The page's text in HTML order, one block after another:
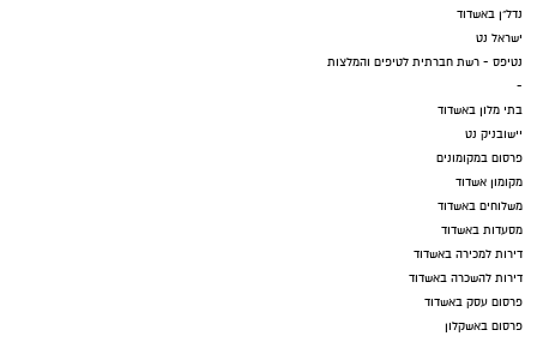
נדל"ן באשדוד
ישראל נט
נטיפס - רשת חברתית לטיפים והמלצות
-
בתי מלון באשדוד
יישובניק נט
פרסום במקומונים
מקומון אשדוד
משלוחים באשדוד
מסעדות באשדוד
דירות למכירה באשדוד
דירות להשכרה באשדוד
פרסום עסק באשדוד
פרסום באשקלון